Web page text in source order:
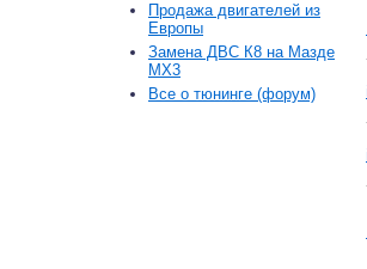
Продажа двигателей из
Европы
Замена ДВС К8 на Мазде
MX3
Все о тюнинге (форум)